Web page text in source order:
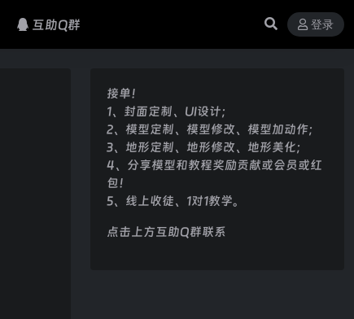
互助Q群 登录
接单！
1、封面定制、UI设计；
2、模型定制、模型修改、模型加动作；
3、地形定制、地形修改、地形美化；
4、分享模型和教程奖励贡献或会员或红
包！
5、线上收徒、1对1教学。
点击上方互助Q群联系